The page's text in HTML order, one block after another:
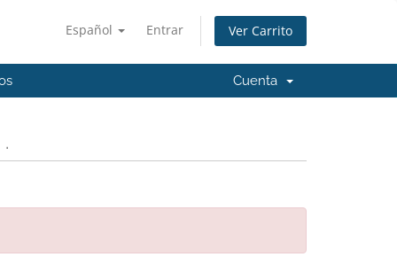
Español Entrar Ver Carrito
Cuenta